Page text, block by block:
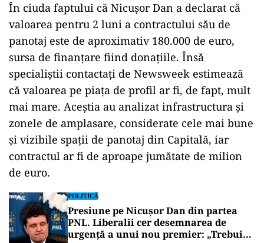
În ciuda faptului că Nicușor Dan a declarat că
valoarea pentru 2 luni a contractului său de
panotaj este de aproximativ 180.000 de euro,
sursa de finanțare fiind donațiile. Însă
specialiștii contactați de Newsweek estimează
că valoarea pe piața de profil ar fi, de fapt, mult
mai mare. Aceștia au analizat infrastructura și
zonele de amplasare, considerate cele mai bune
și vizibile spații de panotaj din Capitală, iar
contractul ar fi de aproape jumătate de milion
de euro.
POLITICĂ
Presiune pe Nicușor Dan din partea
PNL. Liberalii cer desemnarea de
urgență a unui nou premier: „Trebuie